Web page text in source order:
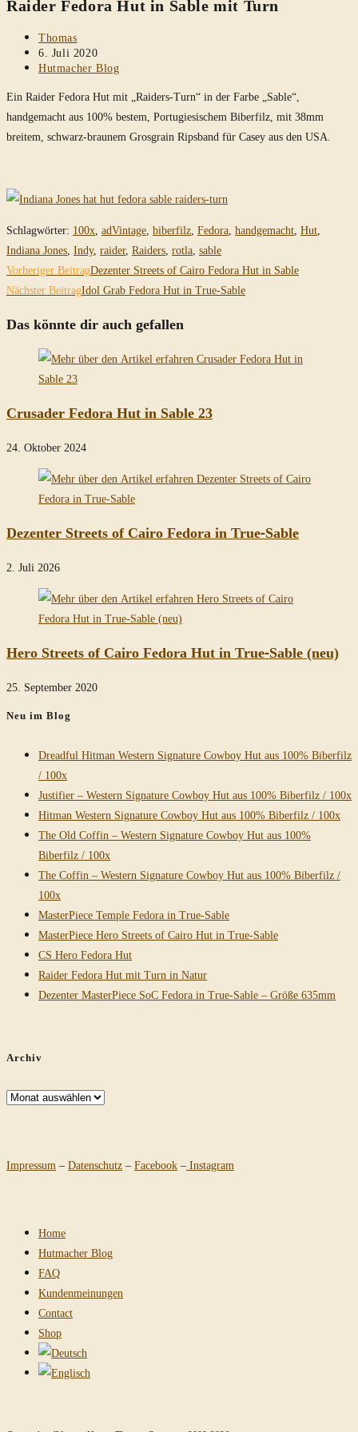
durchsuchen
Raider Fedora Hut in Sable mit Turn
Beitrags-
Autor:
Thomas
Beitrag
veröffentlicht:
6. Juli 2020
Beitrags-
Hutmacher Blog
Ein Raider Fedora Hut mit „Raiders-Turn“ in der Farbe „Sable“,
handgemacht aus 100% bestem, Portugiesischem Biberfilz, mit 38mm
breitem, schwarz-braunem Grosgrain Ripsband für Casey aus den USA.
Schlagwörter: 100x, adVintage, biberfilz, Fedora, handgemacht, Hut,
Indiana Jones, Indy, raider, Raiders, rotla, sable
Weitere
Artikel
ansehen
Vorheriger BeitragDezenter Streets of Cairo Fedora Hut in Sable
Nächster BeitragIdol Grab Fedora Hut in True-Sable
Das könnte dir auch gefallen
Crusader Fedora Hut in Sable 23
24. Oktober 2024
Dezenter Streets of Cairo Fedora in True-Sable
2. Juli 2026
Hero Streets of Cairo Fedora Hut in True-Sable (neu)
25. September 2020
Neu im Blog
Dreadful Hitman Western Signature Cowboy Hut aus 100% Biberfilz
/ 100x
Justifier – Western Signature Cowboy Hut aus 100% Biberfilz / 100x
Hitman Western Signature Cowboy Hut aus 100% Biberfilz / 100x
The Old Coffin – Western Signature Cowboy Hut aus 100%
Biberfilz / 100x
The Coffin – Western Signature Cowboy Hut aus 100% Biberfilz /
100x
MasterPiece Temple Fedora in True-Sable
MasterPiece Hero Streets of Cairo Hut in True-Sable
CS Hero Fedora Hut
Raider Fedora Hut mit Turn in Natur
Dezenter MasterPiece SoC Fedora in True-Sable – Größe 635mm
Archiv
Archiv
Impressum – Datenschutz – Facebook – Instagram
Home
Hutmacher Blog
FAQ
Kundenmeinungen
Contact
Shop